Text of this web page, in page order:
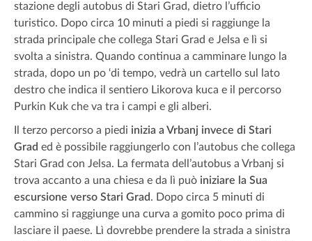
stazione degli autobus di Stari Grad, dietro l’ufficio
turistico. Dopo circa 10 minuti a piedi si raggiunge la
strada principale che collega Stari Grad e Jelsa e lì si
svolta a sinistra. Quando continua a camminare lungo la
strada, dopo un po ‘di tempo, vedrà un cartello sul lato
destro che indica il sentiero Likorova kuca e il percorso
Purkin Kuk che va tra i campi e gli alberi.
Il terzo percorso a piedi inizia a Vrbanj invece di Stari
Grad ed è possibile raggiungerlo con l’autobus che collega
Stari Grad con Jelsa. La fermata dell’autobus a Vrbanj si
trova accanto a una chiesa e da lì può iniziare la Sua
escursione verso Stari Grad. Dopo circa 5 minuti di
cammino si raggiunge una curva a gomito poco prima di
lasciare il paese. Lì dovrebbe prendere la strada a sinistra